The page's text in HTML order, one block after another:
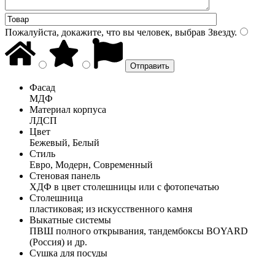
Пожалуйста, докажите, что вы человек, выбрав Звезду.
Фасад
МДФ
Материал корпуса
ЛДСП
Цвет
Бежевый, Белый
Стиль
Евро, Модерн, Современный
Стеновая панель
ХДФ в цвет столешницы или с фотопечатью
Столешница
пластиковая; из искусственного камня
Выкатные системы
ПВШ полного открывания, тандембоксы BOYARD
(Россия) и др.
Сушка для посуды